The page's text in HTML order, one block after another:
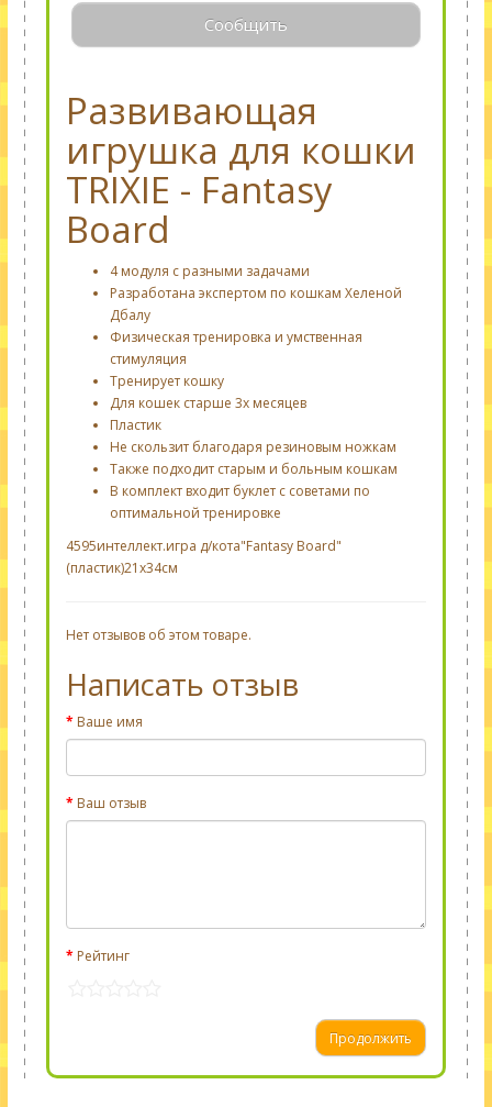
Сообщить
Развивающая
игрушка для кошки
TRIXIE - Fantasy
Board
4 модуля с разными задачами
Разработана экспертом по кошкам Хеленой
Дбалу
Физическая тренировка и умственная
стимуляция
Тренирует кошку
Для кошек старше 3х месяцев
Пластик
Не скользит благодаря резиновым ножкам
Также подходит старым и больным кошкам
В комплект входит буклет с советами по
оптимальной тренировке
4595интеллект.игра д/кота"Fantasy Board"
(пластик)21х34см
Нет отзывов об этом товаре.
Написать отзыв
Ваше имя
Ваш отзыв
Рейтинг
Продолжить